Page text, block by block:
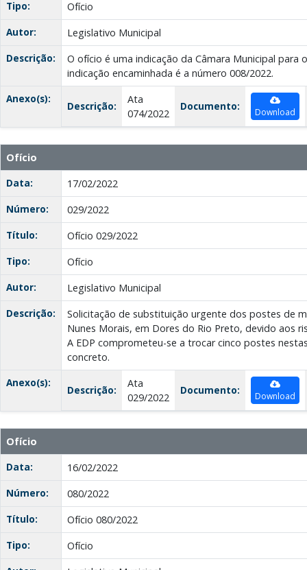
Tipo:
Ofício
Autor:
Legislativo Municipal
Descrição:
O ofício é uma indicação da Câmara Municipal para
indicação encaminhada é a número 008/2022.
Anexo(s):
Descrição:
Ata
074/2022
Documento: Download
Ofício
Data:
17/02/2022
Número:
029/2022
Título:
Ofício 029/2022
Tipo:
Ofício
Autor:
Legislativo Municipal
Descrição:
Solicitação de substituição urgente dos postes de
Nunes Morais, em Dores do Rio Preto, devido aos
A EDP comprometeu-se a trocar cinco postes
concreto.
Anexo(s):
Descrição:
Ata
029/2022
Documento: Download
Ofício
Data:
16/02/2022
Número:
080/2022
Título:
Ofício 080/2022
Tipo:
Ofício